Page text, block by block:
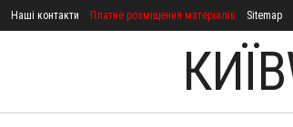
Наші контакти Платне розміщення матеріалів Sitemap